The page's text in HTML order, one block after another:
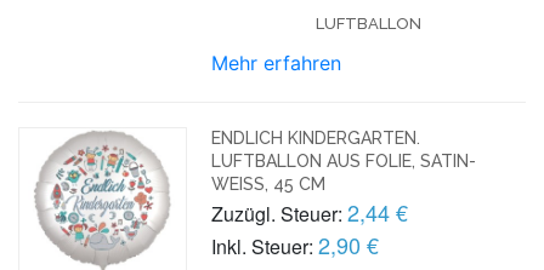
LUFTBALLON
Mehr erfahren
ENDLICH KINDERGARTEN.
LUFTBALLON AUS FOLIE, SATIN-
WEISS, 45 CM
Zuzügl. Steuer: 2,44 €
Inkl. Steuer: 2,90 €